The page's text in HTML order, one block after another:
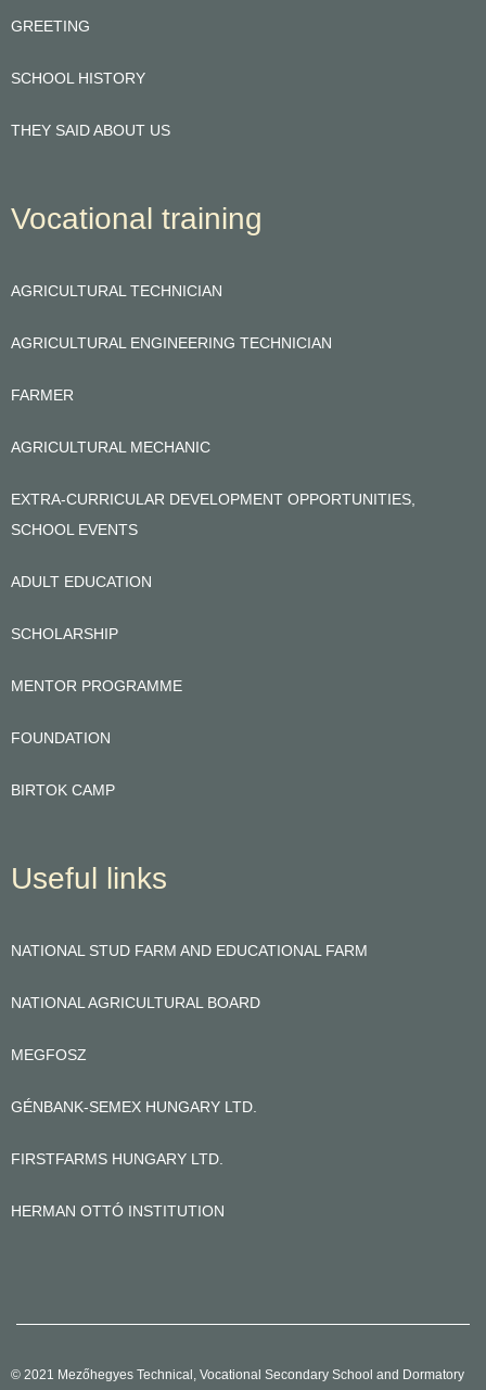
GREETING
SCHOOL HISTORY
THEY SAID ABOUT US
Vocational training
AGRICULTURAL TECHNICIAN
AGRICULTURAL ENGINEERING TECHNICIAN
FARMER
AGRICULTURAL MECHANIC
EXTRA-CURRICULAR DEVELOPMENT OPPORTUNITIES,
SCHOOL EVENTS
ADULT EDUCATION
SCHOLARSHIP
MENTOR PROGRAMME
FOUNDATION
BIRTOK CAMP
Useful links
NATIONAL STUD FARM AND EDUCATIONAL FARM
NATIONAL AGRICULTURAL BOARD
MEGFOSZ
GÉNBANK-SEMEX HUNGARY LTD.
FIRSTFARMS HUNGARY LTD.
HERMAN OTTÓ INSTITUTION
© 2021 Mezőhegyes Technical, Vocational Secondary School and Dormatory